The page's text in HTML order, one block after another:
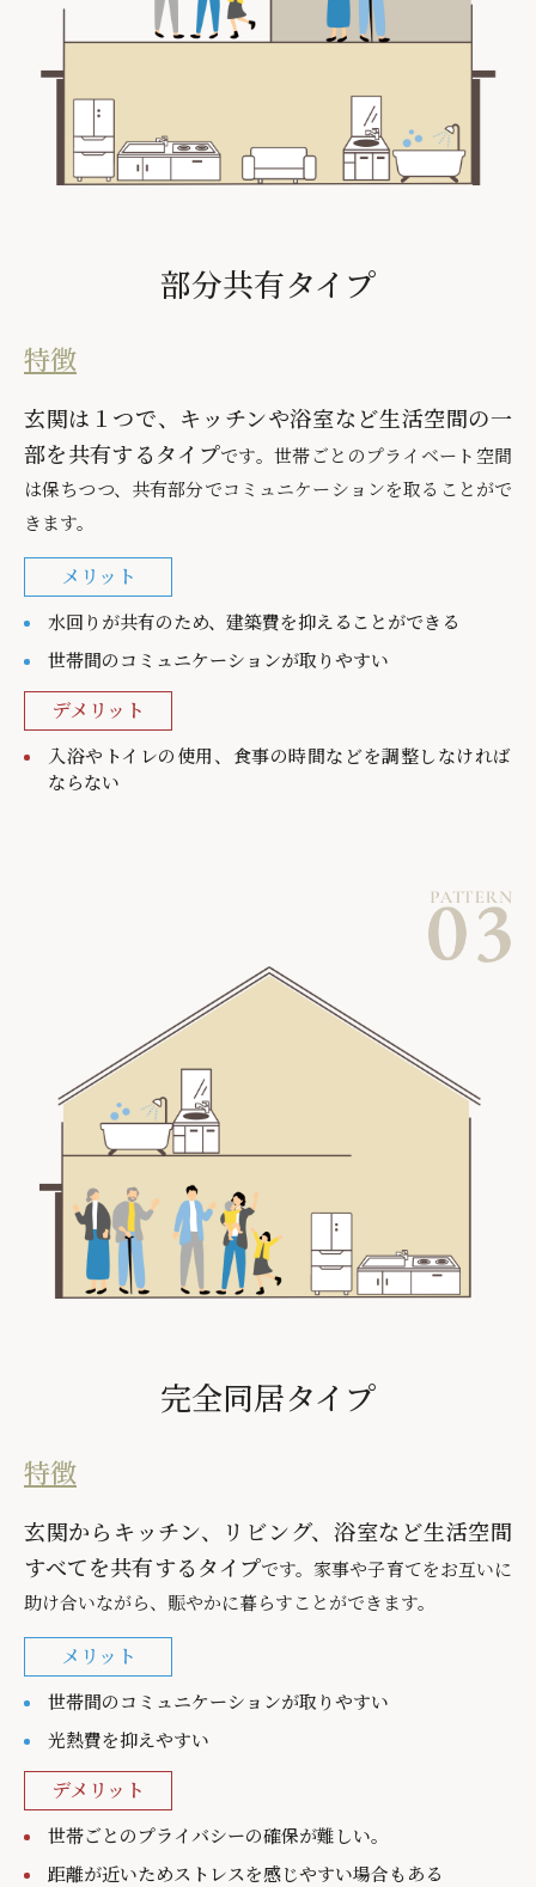
部分共有タイプ
特徴
玄関は１つで、キッチンや浴室など生活空間の一
部を共有するタイプです。世帯ごとのプライベート空間
は保ちつつ、共有部分でコミュニケーションを取ることがで
きます。
メリット
水回りが共有のため、建築費を抑えることができる
世帯間のコミュニケーションが取りやすい
デメリット
入浴やトイレの使用、食事の時間などを調整しなければ
ならない
完全同居タイプ
特徴
玄関からキッチン、リビング、浴室など生活空間
すべてを共有するタイプです。家事や子育てをお互いに
助け合いながら、賑やかに暮らすことができます。
メリット
世帯間のコミュニケーションが取りやすい
光熱費を抑えやすい
デメリット
世帯ごとのプライバシーの確保が難しい。
距離が近いためストレスを感じやすい場合もある